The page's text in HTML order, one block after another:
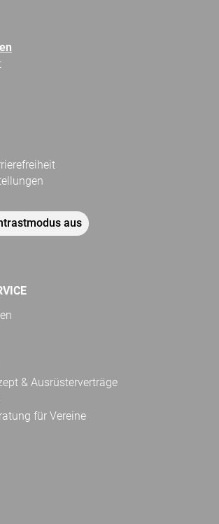
aus
& Ausrüsterverträge
für Vereine